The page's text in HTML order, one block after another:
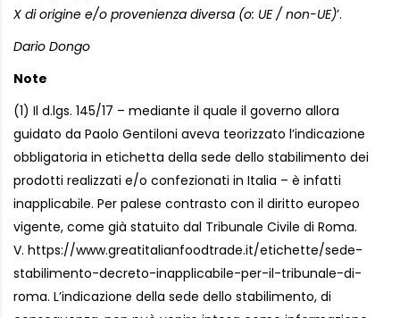
X di origine e/o provenienza diversa (o: UE / non-UE)’.
Dario Dongo
Note
(1) Il d.lgs. 145/17 – mediante il quale il governo allora
guidato da Paolo Gentiloni aveva teorizzato l’indicazione
obbligatoria in etichetta della sede dello stabilimento dei
prodotti realizzati e/o confezionati in Italia – è infatti
inapplicabile. Per palese contrasto con il diritto europeo
vigente, come già statuito dal Tribunale Civile di Roma.
V. https://www.greatitalianfoodtrade.it/etichette/sede-
stabilimento-decreto-inapplicabile-per-il-tribunale-di-
roma. L’indicazione della sede dello stabilimento, di